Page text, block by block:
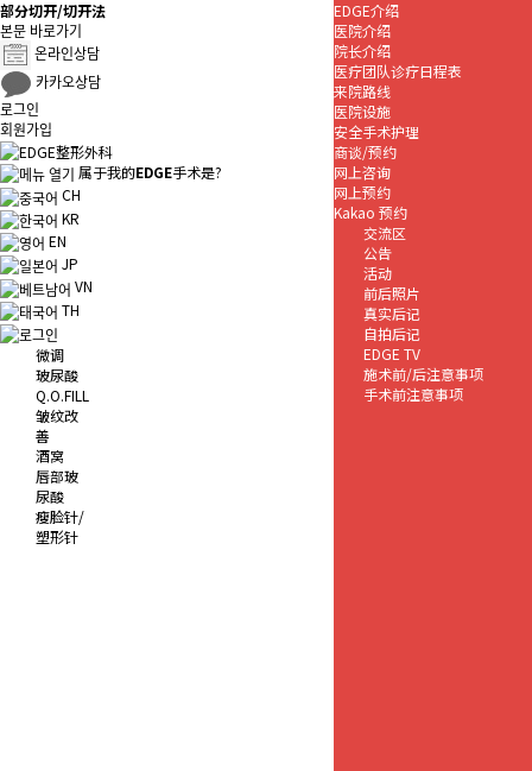
部分切开/切开法
본문 바로가기
온라인상담
카카오상담
로그인
회원가입
属于我的EDGE手术是?
CH
KR
EN
JP
VN
TH
微调
玻尿酸
Q.O.FILL
皱纹改
善
酒窝
唇部玻
尿酸
瘦脸针/
塑形针
EDGE介绍
医院介绍
院长介绍
医疗团队诊疗日程表
来院路线
医院设施
安全手术护理
商谈/预约
网上咨询
网上预约
Kakao 预约
交流区
公告
活动
前后照片
真实后记
自拍后记
EDGE TV
施术前/后注意事项
手术前注意事项